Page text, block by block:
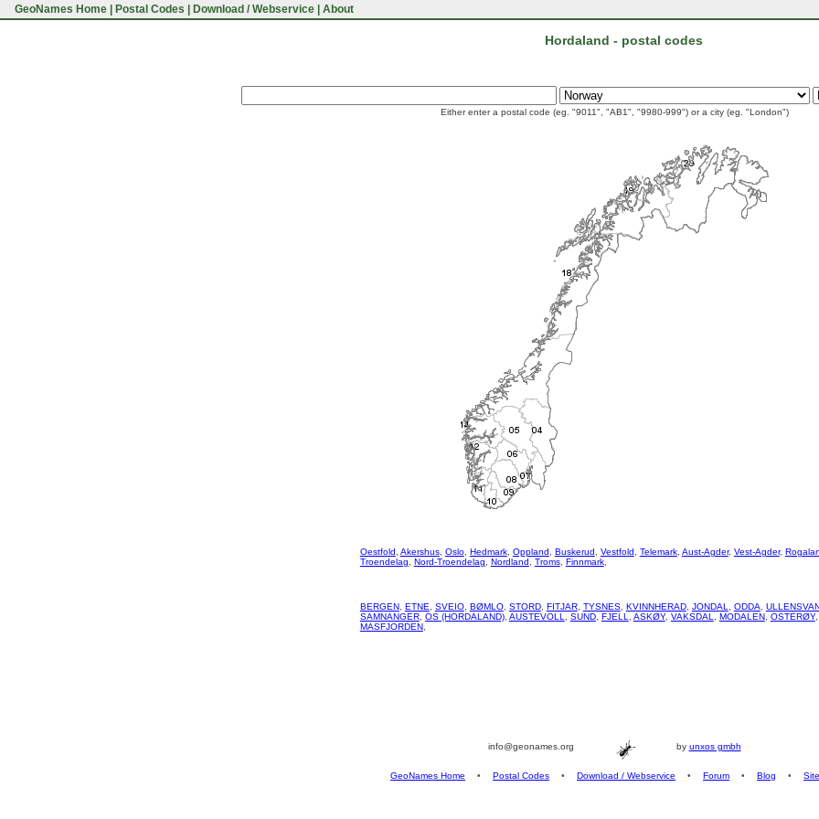
GeoNames Home Postal Codes Download / Webservice About
Hordaland - postal codes
Either enter a postal code (eg. "9011", "AB1", "9980-999") or a city (eg. "London")
Oestfold Akershus, Oslo, Hedmark, Oppland Buskerud Vestfold Telemark, Aust-Agder, Vest-Agder,
Troendelag
Nord-Troendelag Nordland Troms, Finnmark,
BERGEN, ETNE SVEIO, BØMLO, STORD, FITJAR, TYSNES, KVINNHERAD, JONDAL ODDA
SAMNANGER, OS (HORDALAND), AUSTEVOLL SUND, FJELL ASKØY, VAKSDAL MODALEN, OSTERØY,
MASFJORDEN,
info@geonames.org by unxos gmbh
GeoNames Home • Postal Codes • Download / Webservice • Forum • Blog •